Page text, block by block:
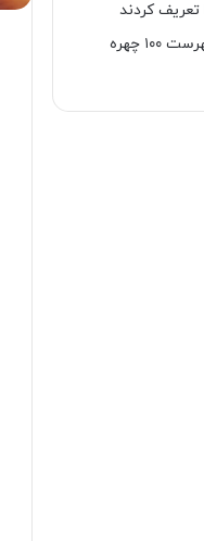
۱۸ ستاره‌ سینما و تلویزیون در فهرست ۱۰۰ چهره